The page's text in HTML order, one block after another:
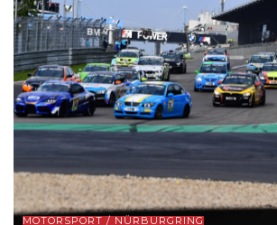
MOTORSPORT / NÜRBURGRING